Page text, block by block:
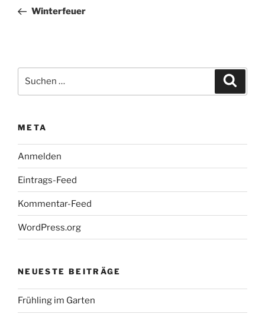
Beitrag
Winterfeuer
nach:
META
Anmelden
Eintrags-Feed
Kommentar-Feed
WordPress.org
NEUESTE BEITRÄGE
Frühling im Garten